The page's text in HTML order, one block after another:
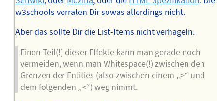
w3schools verraten Dir sowas allerdings nicht.
Aber das sollte Dir die List-Items nicht verhageln.
Einen Teil(!) dieser Effekte kann man gerade noch
vermeiden, wenn man Whitespace(!) zwischen den
Grenzen der Entities (also zwischen einem „>“ und
dem folgenden „<“) weg nimmt.